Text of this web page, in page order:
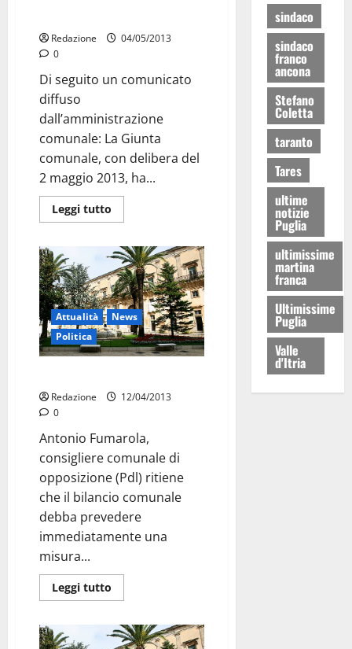
Redazione
04/05/2013
0
Di seguito un comunicato
diffuso
dall’amministrazione
comunale: La Giunta
comunale, con delibera del
2 maggio 2013, ha...
Leggi tutto
Attualità
News
Politica
Redazione
12/04/2013
0
Antonio Fumarola,
consigliere comunale di
opposizione (Pdl) ritiene
che il bilancio comunale
debba prevedere
immediatamente una
misura...
Leggi tutto
sindaco
sindaco
franco
ancona
Stefano
Coletta
taranto
Tares
ultime
notizie
Puglia
ultimissime
martina
franca
Ultimissime
Puglia
Valle
d'Itria